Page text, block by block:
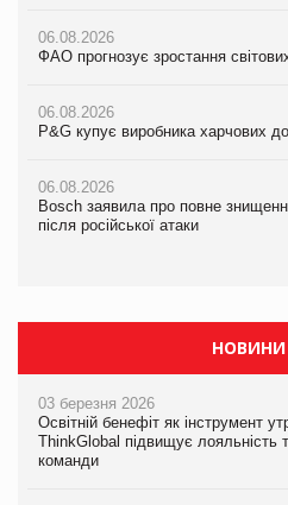
06.08.2026
ФАО прогнозує зростання
06.08.2026
P&G купує виробника харчових
06.08.2026
Bosch заявила про повне
після російської атаки
06.08.2026
ФАО прогнозує зростання
06.08.2026
P&G купує виробника харчових
06.08.2026
Bosch заявила про повне
після російської атаки
06.08.2026
ФАО прогнозує зростання
06.08.2026
P&G купує виробника харчових
06.08.2026
Bosch заявила про повне
після російської атаки
НОВИНИ
03 березня 2026
Освітній бенефіт як інструмент
ThinkGlobal підвищує лояльність
команди